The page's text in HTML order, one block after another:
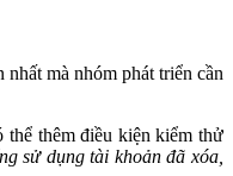
mà nhóm phát triển cần
thể thêm điều kiện kiểm thử
sử dụng tài khoản đã xóa,